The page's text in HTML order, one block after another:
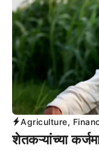
Agriculture,
शेतकऱ्यांच्या